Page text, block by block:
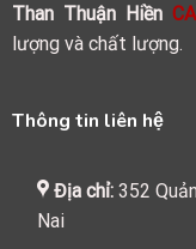
Than Thuận Hiền
lượng và chất lượng.
Thông tin liên hệ
Địa chỉ:352
Nai